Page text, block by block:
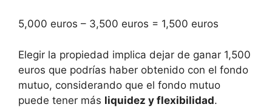
5,000 euros – 3,500 euros⁣ =‍ 1,500 euros
Elegir la propiedad⁤ implica ⁤dejar de ganar 1,500
euros que​ podrías haber obtenido ⁤con el fondo⁢
mutuo, considerando ⁤que el ⁣fondo​ mutuo
puede tener​ más liquidez ‌y flexibilidad.